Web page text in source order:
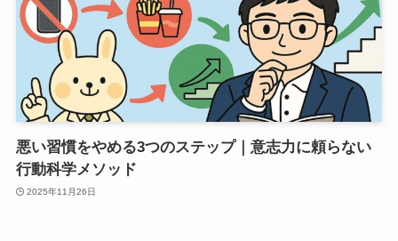
悪い習慣をやめる3つのステップ｜意志力に頼らない
行動科学メソッド
2025年11月26日